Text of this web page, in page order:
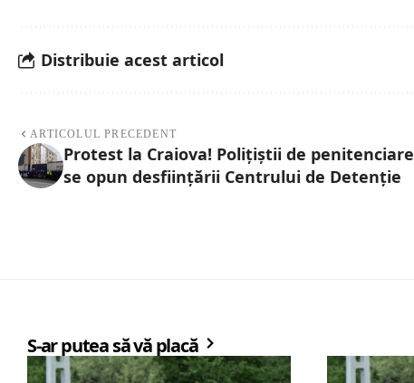
Distribuie acest articol
ARTICOLUL PRECEDENT
Protest la Craiova! Polițiștii de penitenciare
se opun desființării Centrului de Detenție
S-ar putea să vă placă